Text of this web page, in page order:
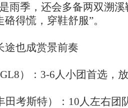
雨季，还会多备两双溯
得慌，穿鞋舒服”。
途也成赏景前奏
）：3-6人小团首选，
田考斯特）：10人左右团